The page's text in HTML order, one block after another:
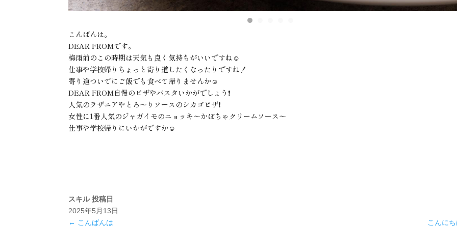
こんばんは。
DEAR FROMです。
梅雨前のこの時期は天気も良く気持ちがいいですね☺️
仕事や学校帰りちょっと寄り道したくなったりですね！
寄り道ついでにご飯でも食べて帰りませんか☺️
DEAR FROM自慢のピザやパスタいかがでしょう❗️
人気のラザニアやとろ〜りソースのシカゴピザ❗️
女性に1番人気のジャガイモのニョッキ〜かぼちゃクリームソース〜
仕事や学校帰りにいかがですか☺️
スキル 投稿日
2025年5月13日
← こんばんは こんに